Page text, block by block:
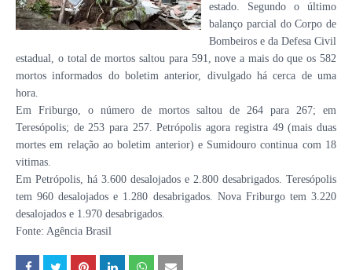
estado. Segundo o último
balanço parcial do Corpo de
Bombeiros e da Defesa Civil
estadual, o total de mortos saltou para 591, nove a mais do que os 582
mortos informados do boletim anterior, divulgado há cerca de uma
hora.
Em Friburgo, o número de mortos saltou de 264 para 267; em
Teresópolis; de 253 para 257. Petrópolis agora registra 49 (mais duas
mortes em relação ao boletim anterior) e Sumidouro continua com 18
vitimas.
Em Petrópolis, há 3.600 desalojados e 2.800 desabrigados. Teresópolis
tem 960 desalojados e 1.280 desabrigados. Nova Friburgo tem 3.220
desalojados e 1.970 desabrigados.
Fonte: Agência Brasil